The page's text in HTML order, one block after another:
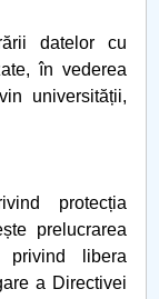
datelor cu
în vederea
universității,
protecția
prelucrarea
libera
a Directivei